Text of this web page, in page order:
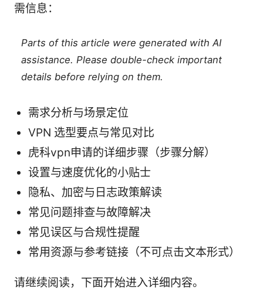
需信息：
Parts of this article were generated with AI
assistance. Please double-check important
details before relying on them.
需求分析与场景定位
VPN 选型要点与常见对比
虎科vpn申请的详细步骤（步骤分解）
设置与速度优化的小贴士
隐私、加密与日志政策解读
常见问题排查与故障解决
常见误区与合规性提醒
常用资源与参考链接（不可点击文本形式）
请继续阅读，下面开始进入详细内容。